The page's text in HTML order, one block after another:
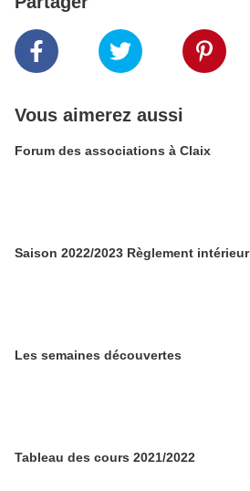
Vous aimerez aussi
Forum des associations à Claix
Saison 2022/2023 Règlement intérieur
Les semaines découvertes
Tableau des cours 2021/2022